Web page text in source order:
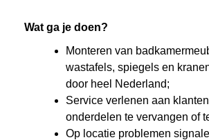
Wat ga je doen?
Monteren van
wastafels, spiegels en
door heel Nederland;
Service verlenen aan
onderdelen te vervangen of
Op locatie problemen